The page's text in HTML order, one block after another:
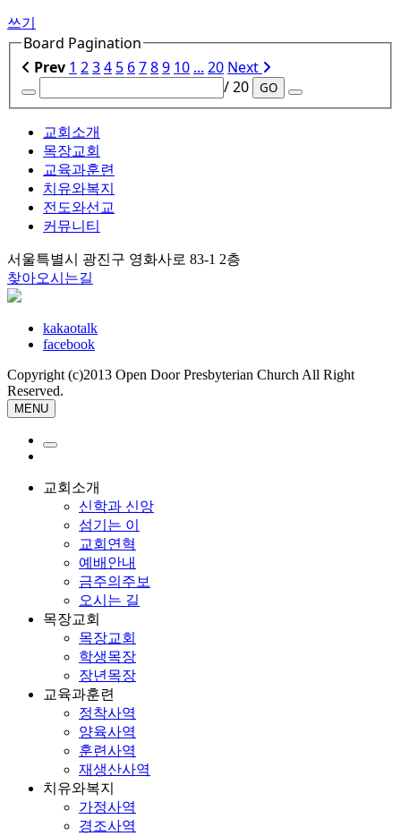
쓰기
Board Pagination
Prev 1 234 5 6789 10 ... 20 Next
/ 20
GO
교회소개
목장교회
교육과훈련
치유와복지
전도와선교
커뮤니티
서울특별시 광진구 영화사로 83-1 2층
찾아오시는길
kakaotalk
facebook
Copyright (c)2013 Open Door Presbyterian Church All Right
Reserved.
MENU
교회소개
신학과 신앙
섬기는 이
교회연혁
예배안내
금주의주보
오시는 길
목장교회
목장교회
학생목장
장년목장
교육과훈련
정착사역
양육사역
훈련사역
재생산사역
치유와복지
가정사역
경조사역